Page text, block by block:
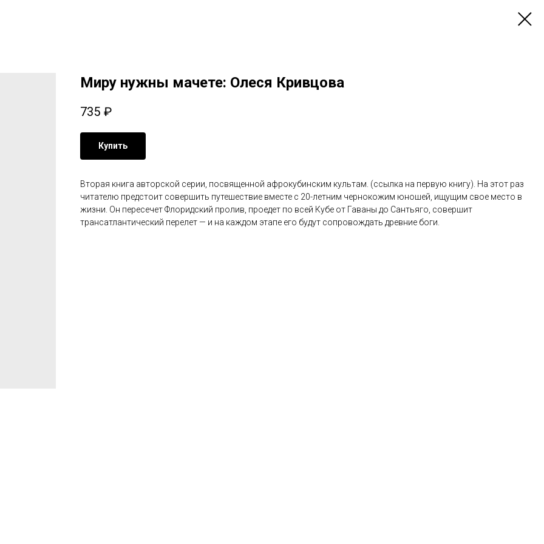
Миру нужны мачете: Олеся Кривцова
735 ₽
Купить
Вторая книга авторской серии, посвященной афрокубинским культам. (ссылка на первую книгу). На этот раз
читателю предстоит совершить путешествие вместе с 20-летним чернокожим юношей, ищущим свое место в
жизни. Он пересечет Флоридский пролив, проедет по всей Кубе от Гаваны до Сантьяго, совершит
трансатлантический перелет — и на каждом этапе его будут сопровождать древние боги.